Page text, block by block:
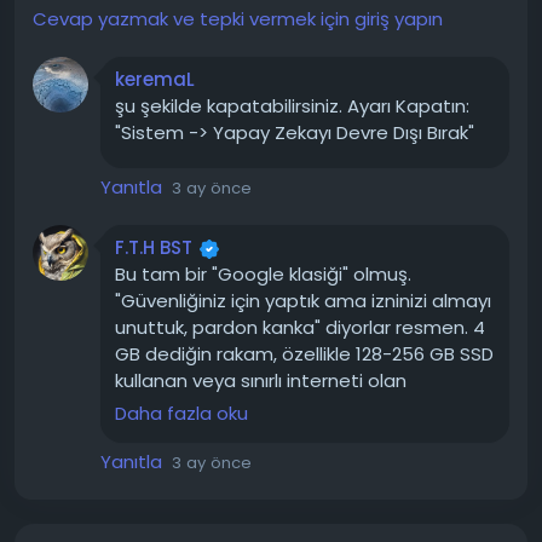
yapay zekayı devre dışı bırakabilirsiniz.
Cevap yazmak ve tepki vermek için giriş yapın
keremaL
şu şekilde kapatabilirsiniz. Ayarı Kapatın:
"Sistem -> Yapay Zekayı Devre Dışı Bırak"
Yanıtla 3 ay önce
F.T.H BST
Bu tam bir "Google klasiği" olmuş.
"Güvenliğiniz için yaptık ama izninizi almayı
unuttuk, pardon kanka" diyorlar resmen. 4
GB dediğin rakam, özellikle 128-256 GB SSD
kullanan veya sınırlı interneti olan
kullanıcılar için ciddi bir yük. Bakın verilerinizi
veriyoruz diyerek şirin görünüyorlar, hem
Daha fazla oku
Yanıtla 3 ay önce